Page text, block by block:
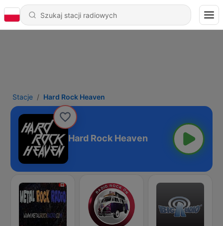
Stacje Hard Rock Heaven
Hard Rock Heaven